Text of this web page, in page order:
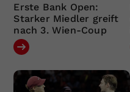
Erste Bank Open:
Starker Miedler greift
nach 3. Wien-Coup